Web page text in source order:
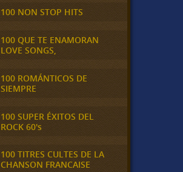
100 NON STOP HITS
100 QUE TE ENAMORAN
LOVE SONGS,
100 ROMÁNTICOS DE
SIEMPRE
100 SUPER ÉXITOS DEL
ROCK 60's
100 TITRES CULTES DE LA
CHANSON FRANCAISE